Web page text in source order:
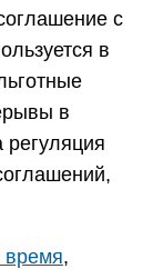
с
в
в
регуляция
время,